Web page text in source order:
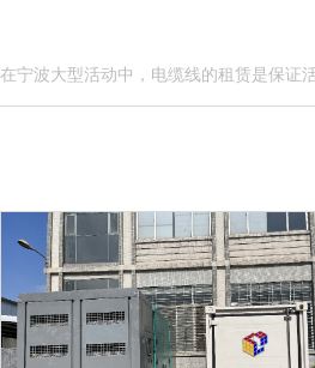
在宁波大型活动中，电缆线的租赁是保证
我们的电缆线租赁服务